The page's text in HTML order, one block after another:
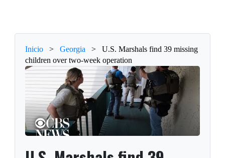
Inicio > Georgia >
U.S. Marshals find 39 missing
children over two-week operation